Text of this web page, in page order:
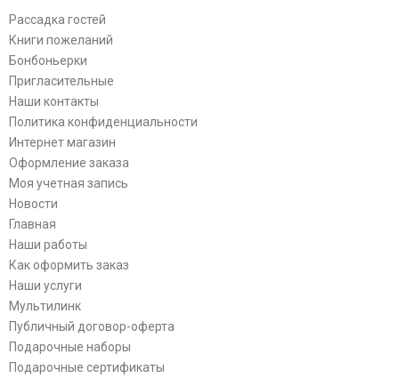
Рассадка гостей
Книги пожеланий
Бонбоньерки
Пригласительные
Наши контакты
Политика конфиденциальности
Интернет магазин
Оформление заказа
Моя учетная запись
Новости
Главная
Наши работы
Как оформить заказ
Наши услуги
Мультилинк
Публичный договор-оферта
Подарочные наборы
Подарочные сертификаты